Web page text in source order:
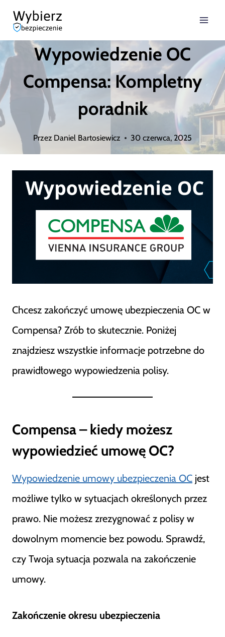
Przejdź
treści
Wypowiedzenie OC
Compensa: Kompletny
poradnik
Przez Daniel Bartosiewicz 30 czerwca, 2025
Chcesz zakończyć umowę ubezpieczenia OC w
Compensa? Zrób to skutecznie. Poniżej
znajdziesz wszystkie informacje potrzebne do
prawidłowego wypowiedzenia polisy.
Compensa – kiedy możesz
wypowiedzieć umowę OC?
Wypowiedzenie umowy ubezpieczenia OC jest
możliwe tylko w sytuacjach określonych przez
prawo. Nie możesz zrezygnować z polisy w
dowolnym momencie bez powodu. Sprawdź,
czy Twoja sytuacja pozwala na zakończenie
umowy.
Zakończenie okresu ubezpieczenia